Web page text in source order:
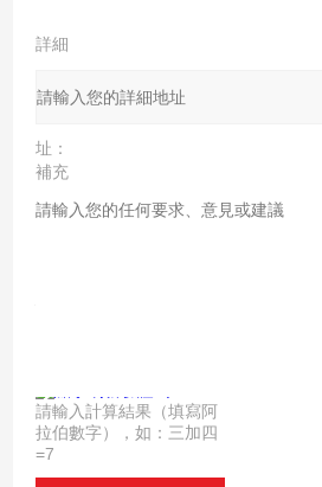
詳細
地
址：
補充
說
請輸入計算結果（填寫阿
拉伯數字），如：三加四
=7